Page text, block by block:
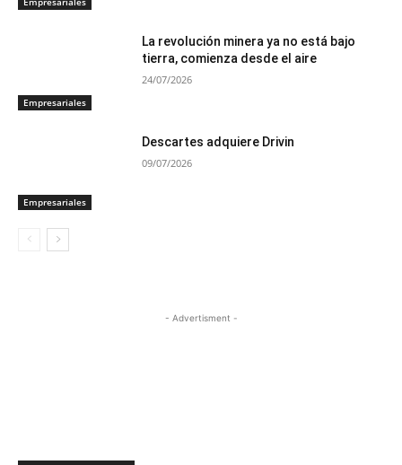
Empresariales
La revolución minera ya no está bajo
tierra, comienza desde el aire
24/07/2026
Empresariales
Descartes adquiere Drivin
09/07/2026
- Advertisment -